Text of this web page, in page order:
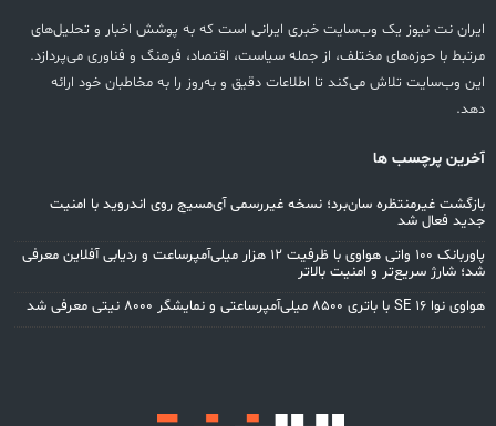
ایران نت نیوز یک وب‌سایت خبری ایرانی است که به پوشش اخبار و تحلیل‌های
مرتبط با حوزه‌های مختلف، از جمله سیاست، اقتصاد، فرهنگ و فناوری می‌پردازد.
این وب‌سایت تلاش می‌کند تا اطلاعات دقیق و به‌روز را به مخاطبان خود ارائه
دهد.
آخرین پرچسب ها
بازگشت غیرمنتظره سان‌برد؛ نسخه غیررسمی آی‌مسیج روی اندروید با امنیت
جدید فعال شد
پاوربانک ۱۰۰ واتی هواوی با ظرفیت ۱۲ هزار میلی‌آمپرساعت و ردیابی آفلاین معرفی
شد؛ شارژ سریع‌تر و امنیت بالاتر
هواوی نوا 16 SE با باتری ۸۵۰۰ میلی‌آمپرساعتی و نمایشگر ۸۰۰۰ نیتی معرفی شد